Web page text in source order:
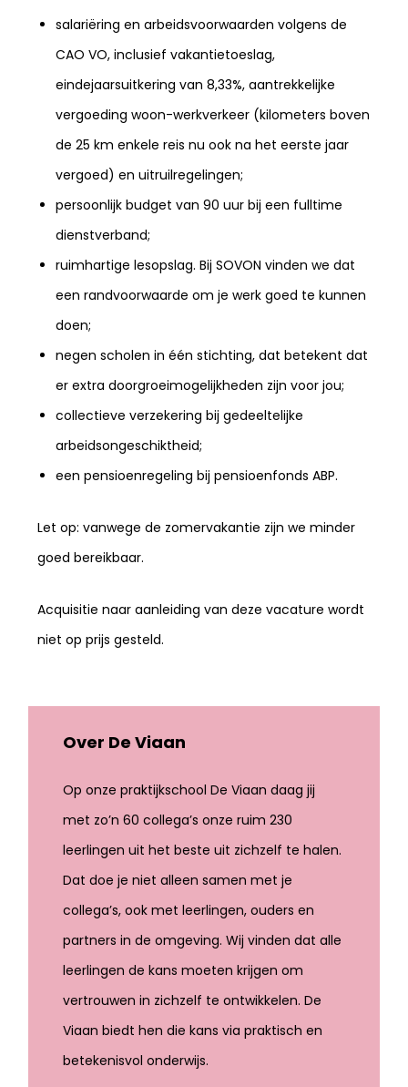
salariëring en arbeidsvoorwaarden volgens de
CAO VO, inclusief vakantietoeslag,
eindejaarsuitkering van 8,33%, aantrekkelijke
vergoeding woon-werkverkeer (kilometers boven
de 25 km enkele reis nu ook na het eerste jaar
vergoed) en uitruilregelingen;
persoonlijk budget van 90 uur bij een fulltime
dienstverband;
ruimhartige lesopslag. Bij SOVON vinden we dat
een randvoorwaarde om je werk goed te kunnen
doen;
negen scholen in één stichting, dat betekent dat
er extra doorgroeimogelijkheden zijn voor jou;
collectieve verzekering bij gedeeltelijke
arbeidsongeschiktheid;
een pensioenregeling bij pensioenfonds ABP.
Let op: vanwege de zomervakantie zijn we minder
goed bereikbaar.
Acquisitie naar aanleiding van deze vacature wordt
niet op prijs gesteld.
Over De Viaan
Op onze praktijkschool De Viaan daag jij
met zo’n 60 collega’s onze ruim 230
leerlingen uit het beste uit zichzelf te halen.
Dat doe je niet alleen samen met je
collega’s, ook met leerlingen, ouders en
partners in de omgeving. Wij vinden dat alle
leerlingen de kans moeten krijgen om
vertrouwen in zichzelf te ontwikkelen. De
Viaan biedt hen die kans via praktisch en
betekenisvol onderwijs.